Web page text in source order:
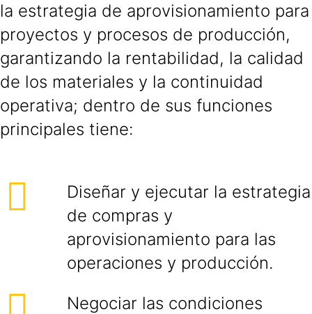
la estrategia de aprovisionamiento para
proyectos y procesos de producción,
garantizando la rentabilidad, la calidad
de los materiales y la continuidad
operativa; dentro de sus funciones
principales tiene:
Diseñar y ejecutar la estrategia
de compras y
aprovisionamiento para las
operaciones y producción.
Negociar las condiciones